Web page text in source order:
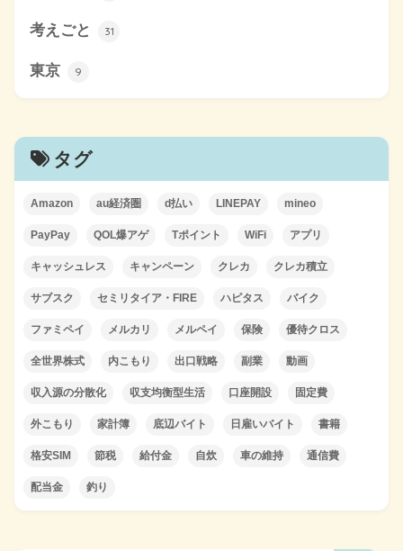
考えごと 31
東京 9
タグ
Amazon au経済圏 d払い LINEPAY mineo
PayPay QOL爆アゲ Tポイント WiFi アプリ
キャッシュレス キャンペーン クレカ クレカ積立
サブスク セミリタイア・FIRE ハピタス バイク
ファミペイ メルカリ メルペイ 保険 優待クロス
全世界株式 内こもり 出口戦略 副業 動画
収入源の分散化 収支均衡型生活 口座開設 固定費
外こもり 家計簿 底辺バイト 日雇いバイト 書籍
格安SIM 節税 給付金 自炊 車の維持 通信費
配当金 釣り